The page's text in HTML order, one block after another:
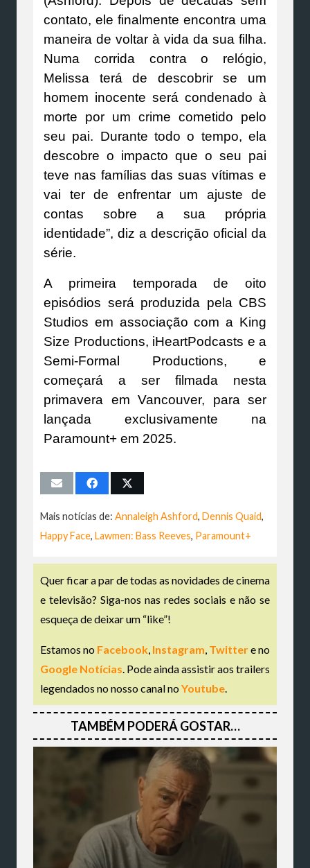
contato, ele finalmente encontra uma
maneira de voltar à vida da sua filha.
Numa corrida contra o relógio,
Melissa terá de descobrir se um
homem inocente será condenado à
morte por um crime cometido pelo
seu pai. Durante todo o tempo, ela
descobre o impacto que o seu pai
teve nas famílias das suas vítimas e
vai ter de enfrentar um ajuste de
contas sobre a sua própria
identidade”, diz a descrição oficial da
série.
A primeira temporada de oito
episódios será produzida pela CBS
Studios em associação com a King
Size Productions, iHeartPodcasts e a
Semi-Formal Productions, e
começará a ser filmada nesta
primavera em Vancouver, para ser
lançada exclusivamente na
Paramount+ em 2025.
Mais notícias de: Annaleigh Ashford, Dennis Quaid,
Happy Face, Lawmen: Bass Reeves, Paramount+
Quer ficar a par de todas as novidades de cinema
e televisão? Siga-nos nas redes sociais e não se
esqueça de deixar um “like”!
Estamos no Facebook Instagram Twittere no
Google Notícias . Pode ainda assistir aos trailers
legendados no nosso canal noYoutube
TAMBÉM PODERÁ GOSTAR…